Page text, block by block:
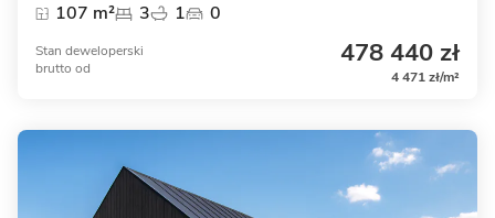
107 m²
3 1 0
Stan deweloperski
brutto od 478 440 zł
4 471 zł/m²